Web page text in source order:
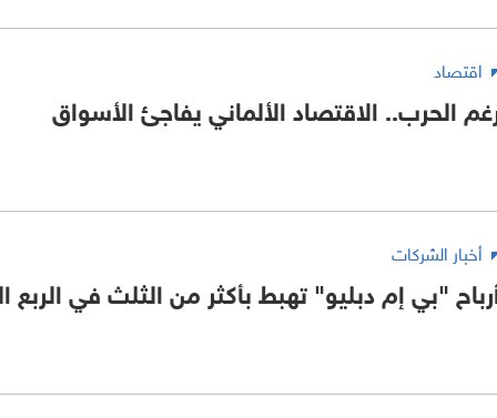
اقتصاد
الحرب.. الاقتصاد الألماني يفاجئ الأسواق
أخبار الشركات
"بي إم دبليو" تهبط بأكثر من الثلث في الربع